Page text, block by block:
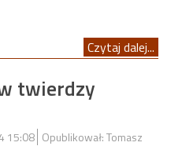
Czytaj dalej...
twierdzy
15:08 Opublikował: Tomasz